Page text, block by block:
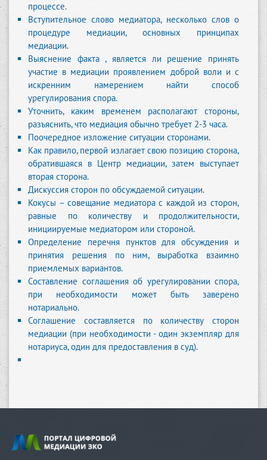
процессе.
Вступительное слово медиатора, несколько слов о
процедуре медиации, основных принципах
медиации.
Выяснение факта , является ли решение принять
участие в медиации проявлением доброй воли и с
искренним намерением найти способ
урегулирования спора.
Уточнить, каким временем располагают стороны,
разъяснить, что медиация обычно требует 2-3 часа.
Поочередное изложение ситуации сторонами.
Как правило, первой излагает свою позицию сторона,
обратившаяся в Центр медиации, затем выступает
вторая сторона.
Дискуссия сторон по обсуждаемой ситуации.
Кокусы – совещание медиатора с каждой из сторон,
равные по количеству и продолжительности,
инициируемые медиатором или стороной.
Определение перечня пунктов для обсуждения и
принятия решения по ним, выработка взаимно
приемлемых вариантов.
Составление соглашения об урегулировании спора,
при необходимости может быть заверено
нотариально.
Соглашение составляется по количеству сторон
медиации (при необходимости - один экземпляр для
нотариуса, один для предоставления в суд).